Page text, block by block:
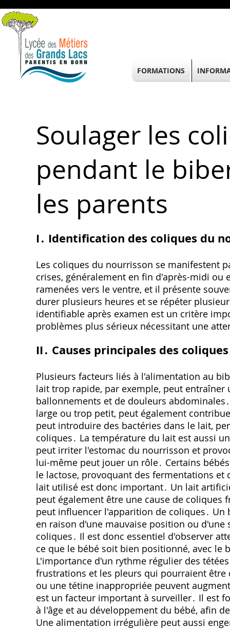
Soulager les
pendant le
les parents
I․ Identification des coliques du
Les coliques du nourrisson se manifestent
crises, généralement en fin d'après-midi ou
ramenées vers le ventre, et il présente
durer plusieurs heures et se répéter
identifiable après examen est un critère
problèmes plus sérieux nécessitant une
II․ Causes principales des
Plusieurs facteurs liés à l'alimentation au
lait trop rapide, par exemple, peut entraîner
ballonnements et de douleurs
large ou trop petit, peut également
peut introduire des bactéries dans le lait,
coliques․ La température du lait est aussi
peut irriter l'estomac du nourrisson et
lui-même peut jouer un rôle․ Certains
le lactose, provoquant des fermentations et
lait utilisé est donc important․ Un lait
peut également être une cause de coliques
peut influencer l'apparition de coliques․
en raison d'une mauvaise position ou
coliques․ Il est donc essentiel d'observer
ce que le bébé soit bien positionné, avec
L'importance d'un rythme régulier des
frustrations et les pleurs qui pourraient
ou une tétine inappropriée peuvent
est un facteur important à surveiller․ Il est
à l'âge et au développement du bébé, afin
Une alimentation irrégulière peut aussi
FORMATIONS